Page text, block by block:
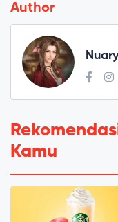
Author
Nuary
Kamu